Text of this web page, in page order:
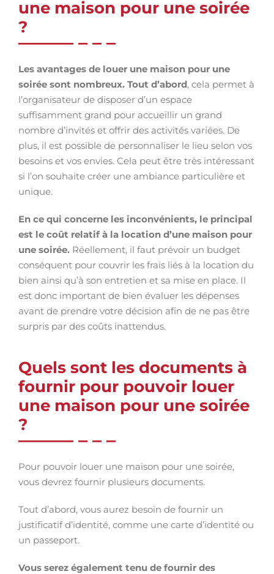
une maison pour une soirée
?
Les avantages de louer une maison pour une
soirée sont nombreux. Tout d’abord, cela permet à
l’organisateur de disposer d’un espace
suffisamment grand pour accueillir un grand
nombre d’invités et offrir des activités variées. De
plus, il est possible de personnaliser le lieu selon vos
besoins et vos envies. Cela peut être très intéressant
si l’on souhaite créer une ambiance particulière et
unique.
En ce qui concerne les inconvénients, le principal
est le coût relatif à la location d’une maison pour
une soirée. Réellement, il faut prévoir un budget
conséquent pour couvrir les frais liés à la location du
bien ainsi qu’à son entretien et sa mise en place. Il
est donc important de bien évaluer les dépenses
avant de prendre votre décision afin de ne pas être
surpris par des coûts inattendus.
Quels sont les documents à
fournir pour pouvoir louer
une maison pour une soirée
?
Pour pouvoir louer une maison pour une soirée,
vous devrez fournir plusieurs documents.
Tout d’abord, vous aurez besoin de fournir un
justificatif d’identité, comme une carte d’identité ou
un passeport.
Vous serez également tenu de fournir des